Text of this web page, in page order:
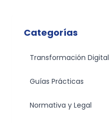
Categorías
Transformación Digital
Guías Prácticas
Normativa y Legal